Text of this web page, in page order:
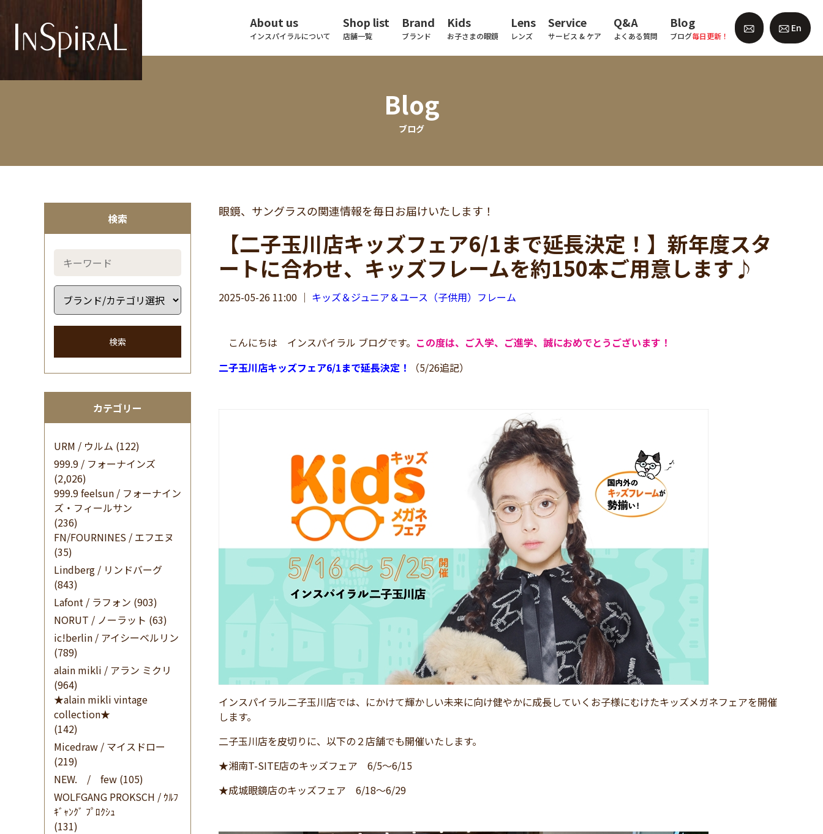
About us
インスパイラルについて
Shop list
店舗一覧
Brand
ブランド
Kids
お子さまの眼鏡
Lens
レンズ
Service
サービス & ケア
Q&A
よくある質問
Blog
ブログ毎日更新！
En
Blog
ブログ
検索
検索
カテゴリー
URM / ウルム (122)
999.9 / フォーナインズ
(2,026)
999.9 feelsun / フォーナイン
ズ・フィールサン
(236)
FN/FOURNINES / エフエヌ
(35)
Lindberg / リンドバーグ
(843)
Lafont / ラフォン (903)
NORUT / ノーラット (63)
ic!berlin / アイシーベルリン
(789)
alain mikli / アラン ミクリ
(964)
★alain mikli vintage
collection★
(142)
Micedraw / マイスドロー
(219)
NEW. / few (105)
WOLFGANG PROKSCH / ｳﾙﾌ
ｷﾞｬﾝｸﾞ ﾌﾟﾛｸｼｭ
(131)
眼鏡、サングラスの関連情報を毎日お届けいたします！
【二子玉川店キッズフェア6/1まで延長決定！】新年度スタ
ートに合わせ、キッズフレームを約150本ご用意します♪
2025-05-26 11:00 ｜ キッズ＆ジュニア＆ユース（子供用）フレーム
こんにちは インスパイラル ブログです。 この度は、ご入学、ご進学、誠におめでとうございます！
二子玉川店キッズフェア6/1まで延長決定！
（5/26追記）
インスパイラル二子玉川店では、にかけて輝かしい未来に向け健やかに成長していくお子様にむけたキッズメガネフェアを開催
します。
二子玉川店を皮切りに、以下の２店舗でも開催いたします。
★湘南T-SITE店のキッズフェア 6/5～6/15
★成城眼鏡店のキッズフェア 6/18～6/29